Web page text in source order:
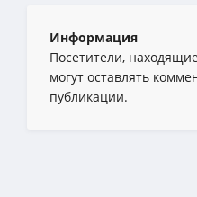
Информация
Посетители,
могут оставлять
публикации.